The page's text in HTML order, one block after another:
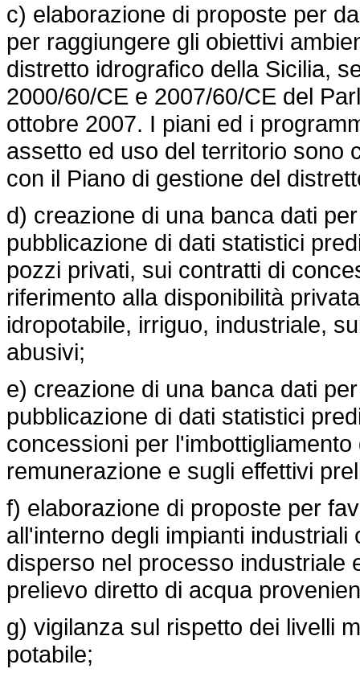
c) elaborazione di proposte per
per raggiungere gli obiettivi
distretto idrografico della Sicilia,
2000/60/CE e 2007/60/CE del
ottobre 2007. I piani ed i
assetto ed uso del territorio sono
con il Piano di gestione del
d) creazione di una banca dati
pubblicazione di dati statistici
pozzi privati, sui contratti di
riferimento alla disponibilità
idropotabile, irriguo, industriale,
abusivi;
e) creazione di una banca dati
pubblicazione di dati statistici
concessioni per
remunerazione e sugli effettivi
f) elaborazione di proposte per
all'interno degli impianti
disperso nel processo industriale
prelievo diretto di acqua
g) vigilanza sul rispetto dei livelli
potabile;